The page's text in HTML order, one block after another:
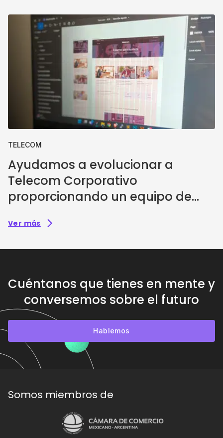
TELECOM
Ayudamos a evolucionar a
Telecom Corporativo
proporcionando un equipo de
Ver más
Cuéntanos que tienes en mente y
conversemos sobre el futuro
Hablemos
Somos miembros de